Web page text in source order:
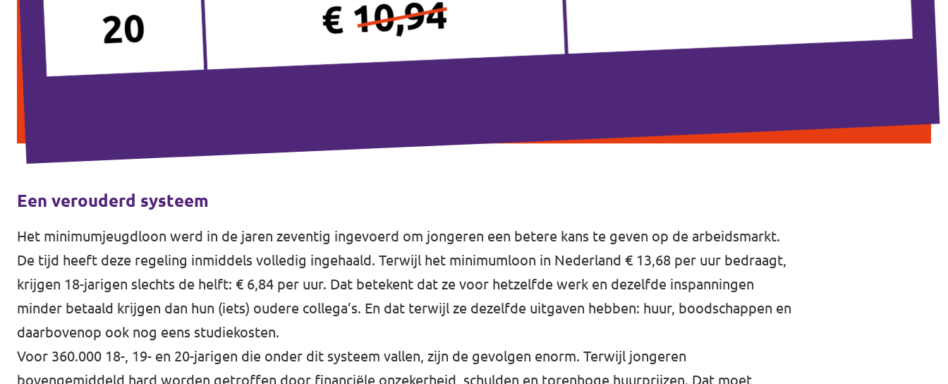
Een verouderd systeem
Het minimumjeugdloon werd in de jaren zeventig ingevoerd om jongeren een betere kans te geven op de arbeidsmarkt.
De tijd heeft deze regeling inmiddels volledig ingehaald. Terwijl het minimumloon in Nederland € 13,68 per uur bedraagt,
krijgen 18-jarigen slechts de helft: € 6,84 per uur. Dat betekent dat ze voor hetzelfde werk en dezelfde inspanningen
minder betaald krijgen dan hun (iets) oudere collega’s. En dat terwijl ze dezelfde uitgaven hebben: huur, boodschappen en
daarbovenop ook nog eens studiekosten.
Voor 360.000 18-, 19- en 20-jarigen die onder dit systeem vallen, zijn de gevolgen enorm. Terwijl jongeren
bovengemiddeld hard worden getroffen door financiële onzekerheid, schulden en torenhoge huurprijzen. Dat moet